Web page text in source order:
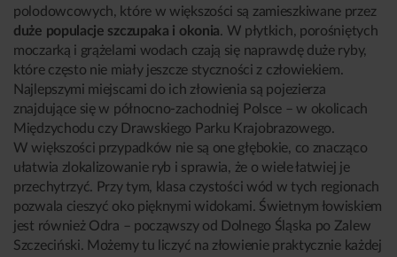
polodowcowych, które w większości są zamieszkiwane przez
duże populacje szczupaka i okonia. W płytkich, porośniętych
moczarką i grążelami wodach czają się naprawdę duże ryby,
które często nie miały jeszcze styczności z człowiekiem.
Najlepszymi miejscami do ich złowienia są pojezierza
znajdujące się w północno-zachodniej Polsce – w okolicach
Międzychodu czy Drawskiego Parku Krajobrazowego.
W większości przypadków nie są one głębokie, co znacząco
ułatwia zlokalizowanie ryb i sprawia, że o wiele łatwiej je
przechytrzyć. Przy tym, klasa czystości wód w tych regionach
pozwala cieszyć oko pięknymi widokami. Świetnym łowiskiem
jest również Odra – począwszy od Dolnego Śląska po Zalew
Szczeciński. Możemy tu liczyć na złowienie praktycznie każdej